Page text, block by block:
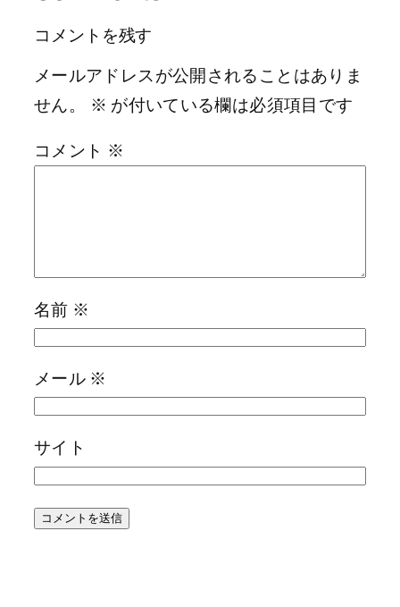
コメントを残す
メールアドレスが公開されることはありま
せん。
※ が付いている欄は必須項目です
コメント ※
名前 ※
メール ※
サイト